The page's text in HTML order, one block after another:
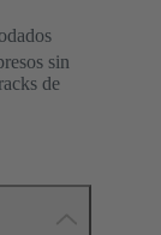
sin
de